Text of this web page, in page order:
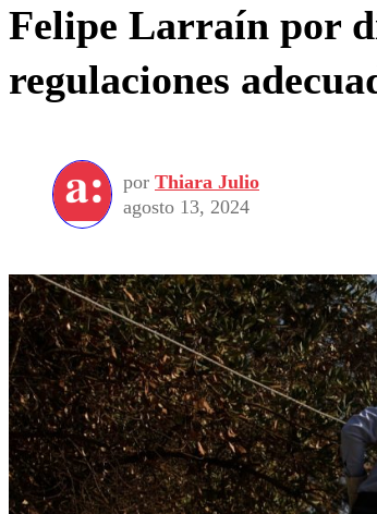
Felipe Larraín por
regulaciones
por Thiara Julio
agosto 13, 2024